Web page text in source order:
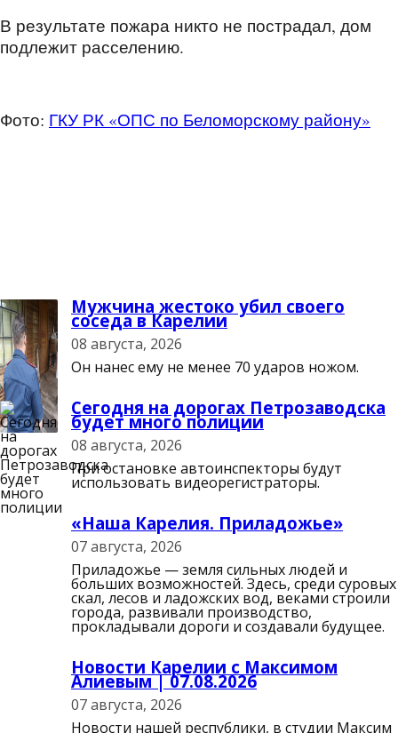
В результате пожара никто не пострадал, дом
подлежит расселению.
Фото: ГКУ РК «ОПС по Беломорскому району»
Мужчина жестоко убил своего
соседа в Карелии
08 августа, 2026
Он нанес ему не менее 70 ударов ножом.
Сегодня на дорогах Петрозаводска
будет много полиции
08 августа, 2026
При остановке автоинспекторы будут
использовать видеорегистраторы.
«Наша Карелия. Приладожье»
07 августа, 2026
Приладожье — земля сильных людей и
больших возможностей. Здесь, среди суровых
скал, лесов и ладожских вод, веками строили
города, развивали производство,
прокладывали дороги и создавали будущее.
Новости Карелии с Максимом
Алиевым | 07.08.2026
07 августа, 2026
Новости нашей республики, в студии Максим